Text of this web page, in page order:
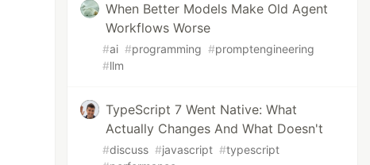
When Better Models Make Old Agent
Workflows Worse
#ai #programming #promptengineering
#llm
TypeScript 7 Went Native: What
Actually Changes And What Doesn't
#discuss #javascript #typescript